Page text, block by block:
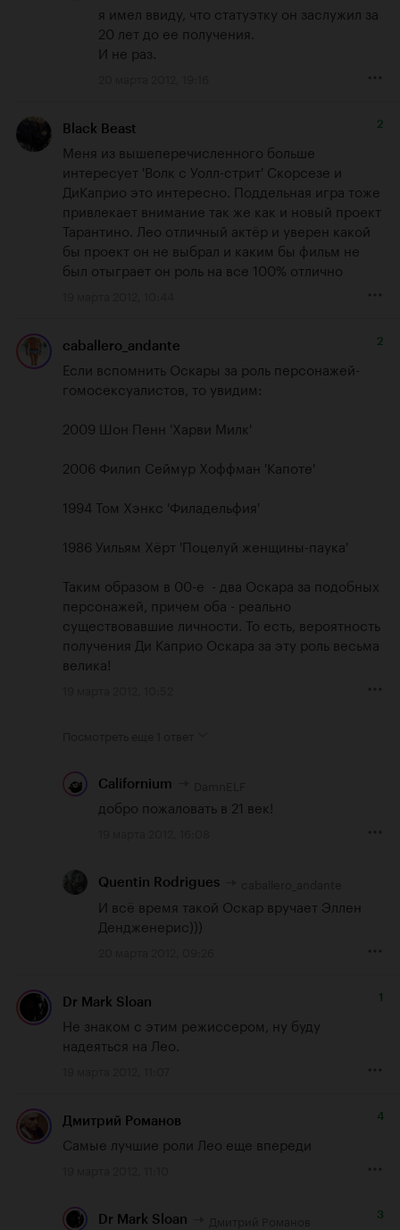
я имел ввиду, что статуэтку он заслужил за
20 лет до ее получения.
И не раз.
Black Beast 2
Меня из вышеперечисленного больше
интересует 'Волк с Уолл-стрит' Скорсезе и
ДиКаприо это интересно. Поддельная игра тоже
привлекает внимание так же как и новый проект
Тарантино. Лео отличный актёр и уверен какой
бы проект он не выбрал и каким бы фильм не
был отыграет он роль на все 100% отлично
caballero_andante 2
Если вспомнить Оскары за роль персонажей-
гомосексуалистов, то увидим:
2009 Шон Пенн 'Харви Милк'
2006 Филип Сеймур Хоффман 'Капоте'
1994 Том Хэнкс 'Филадельфия'
1986 Уильям Хёрт 'Поцелуй женщины-паука'
Таким образом в 00-е  - два Оскара за подобных
персонажей, причем оба - реально
существовавшие личности. То есть, вероятность
получения Ди Каприо Оскара за эту роль весьма
велика!
Californium
добро пожаловать в 21 век!
Quentin Rodrigues
И всё время такой Оскар вручает Эллен
Дендженерис)))
Dr Mark Sloan 1
Не знаком с этим режиссером, ну буду
надеяться на Лео.
Дмитрий Романов 4
Самые лучшие роли Лео еще впереди
Dr Mark Sloan 3